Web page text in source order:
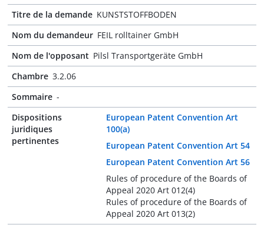
Titre de la demande KUNSTSTOFFBODEN
Nom du demandeur FEIL rolltainer GmbH
Nom de l'opposant Pilsl Transportgeräte GmbH
Chambre 3.2.06
Sommaire -
Dispositions
juridiques
pertinentes
European Patent Convention Art
100(a)
European Patent Convention Art 54
European Patent Convention Art 56
Rules of procedure of the Boards of
Appeal 2020 Art 012(4)
Rules of procedure of the Boards of
Appeal 2020 Art 013(2)